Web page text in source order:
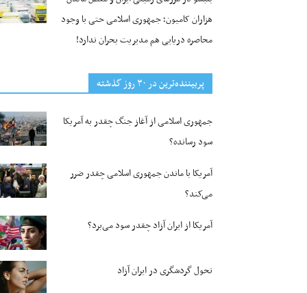
هزاران کامیون؛ جمهوری اسلامی حتی با وجود
محاصره دریایی هم مدیریت بحران ندارد!
پربیننده‌ترین‌ در ۳۰ روز گذشته
جمهوری اسلامی از آغاز جنگ چقدر به آمریکا
سود رسانده؟
آمریکا با ماندن جمهوری اسلامی چقدر ضرر
می‌کند؟
آمریکا از ایران آزاد چقدر سود می‌برد؟
تحول گردشگری در ایران آزاد